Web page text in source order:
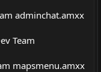
adminchat.amxx
Team
mapsmenu.amxx